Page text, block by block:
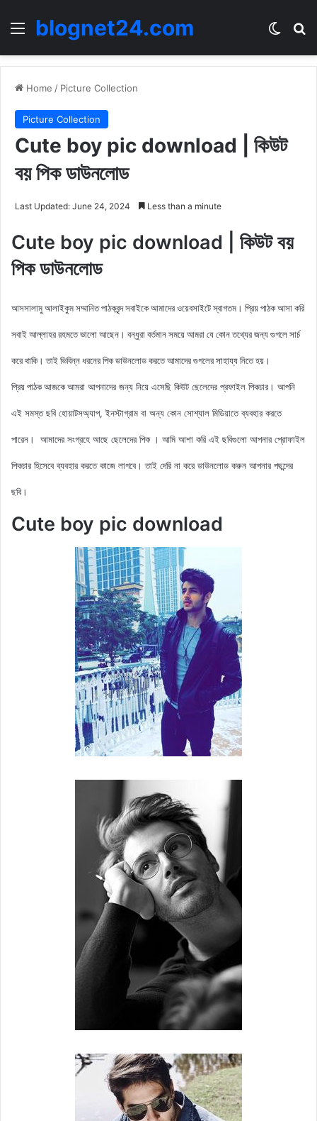
Menublognet24.com
Home / Picture Collection
Picture Collection
Cute boy pic download | কিউট
বয় পিক ডাউনলোড
Last Updated: June 24, 2024 Less than a minute
Cute boy pic download | কিউট বয়
পিক ডাউনলোড
আসসালামু আলাইকুম সম্মানিত পাঠকবৃন্দ সবাইকে আমাদের ওয়েবসাইটে স্বাগতম। প্রিয় পাঠক আসা করি
সবাই আল্লাহর রহমতে ভালো আছেন। বন্ধুরা বর্তমান সময়ে আমরা যে কোন তথ্যের জন্য গুগলে সার্চ
করে থাকি। তাই ভিবিন্ন ধরনের পিক ডাউনলোড করতে আমাদের গুগলের সাহায্য নিতে হয়।
প্রিয় পাঠক আজকেআমরা আপনাদের জন্য নিয়ে এসেছি কিউট ছেলেদের প্রফাইল পিকচার। আপনি
এই সমস্ত ছবি হোয়াটসঅ্যাপ, ইনস্টাগ্রাম বা অন্য কোন সোশ্যাল মিডিয়াতে ব্যবহার করতে
পারেন। আমাদের সংগ্রহে আছে ছেলেদের পিক । আমি আশা করি এই ছবিগুলো আপনার প্রোফাইল
পিকচার হিসেবে ব্যবহার করতে কাজে লাগবে। তাই দেরি না করে ডাউনলোড করুন আপনার পছন্দের
ছবি।
Cute boy pic download